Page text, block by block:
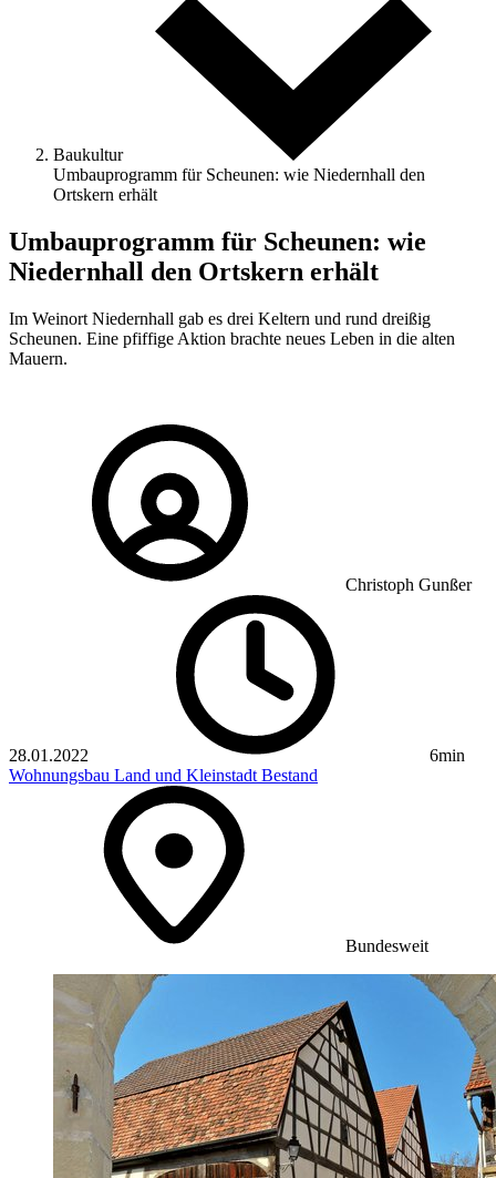
Baukultur
Umbauprogramm für Scheunen: wie Niedernhall den
Ortskern erhält
Umbauprogramm für Scheunen: wie
Niedernhall den Ortskern erhält
Im Weinort Niedernhall gab es drei Keltern und rund ­dreißig
Scheunen. Eine pfiffige Aktion brachte neues Leben in die alten
Mauern.
Christoph Gunßer
28.01.2022
6min
Wohnungsbau Land und Kleinstadt Bestand
Bundesweit